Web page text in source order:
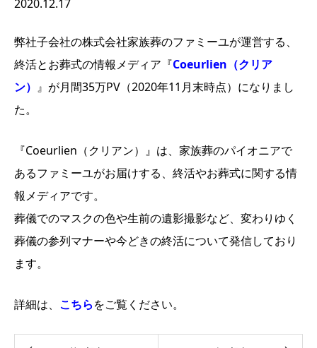
2020.12.17
弊社子会社の株式会社家族葬のファミーユが運営する、
終活とお葬式の情報メディア『Coeurlien（クリア
ン） 』が月間35万PV（2020年11月末時点）になりまし
た。
『Coeurlien（クリアン）』は、家族葬のパイオニアで
あるファミーユがお届けする、終活やお葬式に関する情
報メディアです。
葬儀でのマスクの色や生前の遺影撮影など、変わりゆく
葬儀の参列マナーや今どきの終活について発信しており
ます。
詳細は、 こちらをご覧ください。